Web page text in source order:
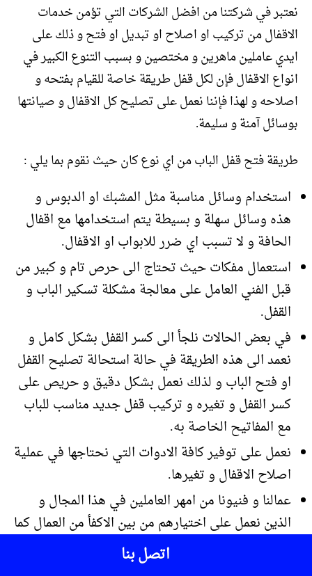
نعتبر في شركتنا من افضل الشركات التي تؤمن خدمات
الاقفال من تركيب او اصلاح او تبديل او فتح و ذلك على
ايدي عاملين ماهرين و مختصين و بسبب التنوع الكبير في
انواع الاقفال فإن لكل قفل طريقة خاصة للقيام بفتحه و
اصلاحه و لهذا فإننا نعمل على تصليح كل الاقفال و صيانتها
بوسائل آمنة و سليمة.
طريقة فتح قفل الباب من اي نوع كان حيث نقوم بما يلي :
استخدام وسائل مناسبة مثل المشبك او الدبوس و
هذه وسائل سهلة و بسيطة يتم استخدامها مع اقفال
الحافة و لا تسبب اي ضرر للابواب او الاقفال.
استعمال مفكات حيث تحتاج الى حرص تام و كبير من
قبل الفني العامل على معالجة مشكلة تسكير الباب و
القفل.
في بعض الحالات نلجأ الى كسر القفل بشكل كامل و
نعمد الى هذه الطريقة في حالة استحالة تصليح القفل
او فتح الباب و لذلك نعمل بشكل دقيق و حريص على
كسر القفل و تغيره و تركيب قفل جديد مناسب للباب
مع المفاتيح الخاصة به.
نعمل على توفير كافة الادوات التي نحتاجها في عملية
اصلاح الاقفال و تغيرها.
عمالنا و فنيونا من امهر العاملين في هذا المجال و
الذين نعمل على اختيارهم من بين الاكفأ من العمال كما
يعمل لدينا فني اقفال هندي و باكستاني و من جنسيات
اتصل بنا